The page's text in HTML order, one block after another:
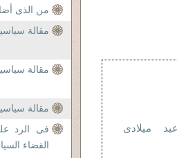
ميلادى
من الذى
مقالة
مقالة
مقالة
فى الرد
القضاء